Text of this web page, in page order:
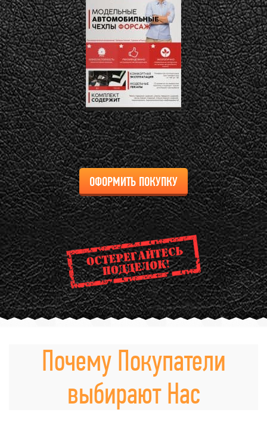
ОФОРМИТЬ ПОКУПКУ
Почему Покупатели
выбирают Нас